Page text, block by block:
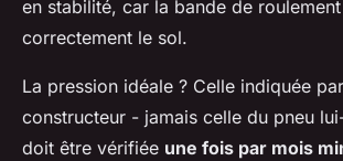
en stabilité, car la bande de
correctement le sol.
La pression idéale ? Celle indiquée
constructeur - jamais celle du pneu
doit être vérifiée une fois par mois